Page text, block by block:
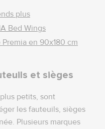
plus
Bed Wings
en 90x180 cm
et sièges
petits, sont
les fauteuils, sièges
Plusieurs marques